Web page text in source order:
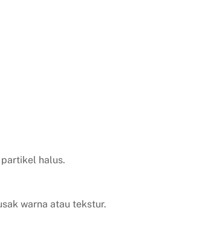
halus.
warna atau tekstur.